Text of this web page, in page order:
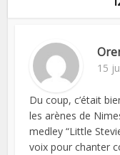
15
Du coup, c’était
les arènes de
medley “Little
voix pour chanter